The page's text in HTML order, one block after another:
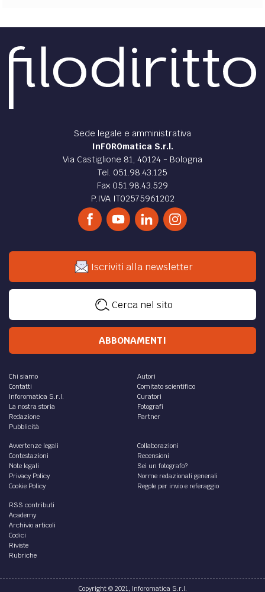
Sede legale e amministrativa
InFOROmatica S.r.l.
Via Castiglione 81, 40124 - Bologna
Tel. 051.98.43.125
Fax 051.98.43.529
P.IVA IT02575961202
Iscriviti alla newsletter
Cerca nel sito
ABBONAMENTI
Chi siamo
Contatti
Inforomatica S.r.l.
La nostra storia
Redazione
Pubblicità
Autori
Comitato scientifico
Curatori
Fotografi
Partner
Avvertenze legali
Contestazioni
Note legali
Privacy Policy
Cookie Policy
Collaborazioni
Recensioni
Sei un fotografo?
Norme redazionali generali
Regole per invio e referaggio
RSS contributi
Academy
Archivio articoli
Codici
Riviste
Rubriche
Copyright © 2021, Inforomatica S.r.l.